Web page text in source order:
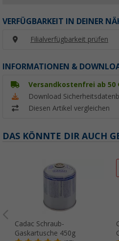
VERFÜGBARKEIT IN DEINER
Filialverfügbarkeit prüfen
INFORMATIONEN &
Versandkostenfrei ab 50
Download
Diesen Artikel vergleichen
DAS KÖNNTE DIR AUCH
Cadac Schraub-
Gaskartusche 450g